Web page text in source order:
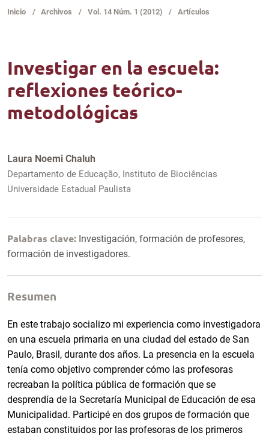
Inicio / Archivos / Vol. 14 Núm. 1 (2012) / Artículos
Investigar en la escuela:
reflexiones teórico-
metodológicas
Laura Noemi Chaluh
Departamento de Educação, Instituto de Biociências
Universidade Estadual Paulista
Palabras clave: Investigación, formación de profesores,
formación de investigadores.
Resumen
En este trabajo socializo mi experiencia como investigadora
en una escuela primaria en una ciudad del estado de San
Paulo, Brasil, durante dos años. La presencia en la escuela
tenía como objetivo comprender cómo las profesoras
recreaban la política pública de formación que se
desprendía de la Secretaría Municipal de Educación de esa
Municipalidad. Participé en dos grupos de formación que
estaban constituidos por las profesoras de los primeros